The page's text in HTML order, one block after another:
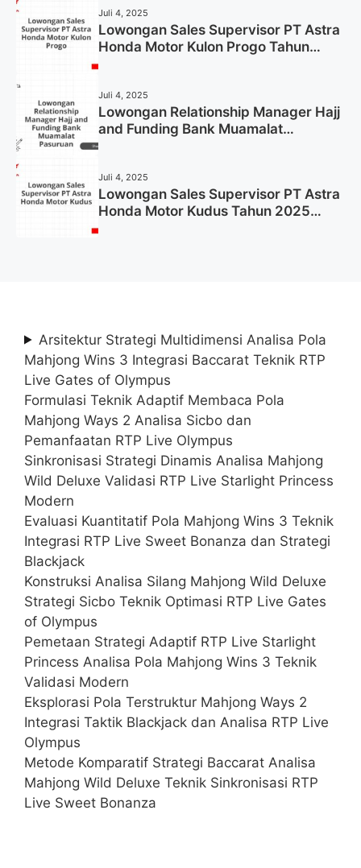
Juli 4, 2025
Lowongan Sales Supervisor PT Astra
Honda Motor Kulon Progo Tahun
Juli 4, 2025
Lowongan Relationship Manager Hajj
and Funding Bank Muamalat
Juli 4, 2025
Lowongan Sales Supervisor PT Astra
Honda Motor Kudus Tahun 2025
Arsitektur Strategi Multidimensi Analisa Pola
Mahjong Wins 3 Integrasi Baccarat Teknik RTP
Live Gates of Olympus
Formulasi Teknik Adaptif Membaca Pola
Mahjong Ways 2 Analisa Sicbo dan
Pemanfaatan RTP Live Olympus
Sinkronisasi Strategi Dinamis Analisa Mahjong
Wild Deluxe Validasi RTP Live Starlight Princess
Modern
Evaluasi Kuantitatif Pola Mahjong Wins 3 Teknik
Integrasi RTP Live Sweet Bonanza dan Strategi
Blackjack
Konstruksi Analisa Silang Mahjong Wild Deluxe
Strategi Sicbo Teknik Optimasi RTP Live Gates
of Olympus
Pemetaan Strategi Adaptif RTP Live Starlight
Princess Analisa Pola Mahjong Wins 3 Teknik
Validasi Modern
Eksplorasi Pola Terstruktur Mahjong Ways 2
Integrasi Taktik Blackjack dan Analisa RTP Live
Olympus
Metode Komparatif Strategi Baccarat Analisa
Mahjong Wild Deluxe Teknik Sinkronisasi RTP
Live Sweet Bonanza